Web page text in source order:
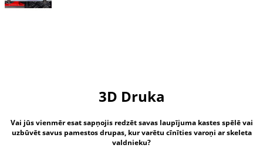
3D Druka
Vai jūs vienmēr esat sapņojis redzēt savas laupījuma kastes spēlē vai
uzbūvēt savus pamestos drupas, kur varētu cīnīties varoņi ar skeleta
valdnieku?